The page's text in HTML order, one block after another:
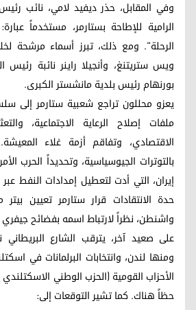
وفي المقابل، حذر ديفيد لامي، نائب
الرامية للإطاحة بستارمر، مستخدماً
الرحلة". ومع ذلك، تبرز أسماء مرشحة
ويس ستريتنغ، وأنجيلا راينر نائبة رئيس
بورنهام رئيس بلدية مانشستر الكبرى.
يعزو محللون تراجع شعبية ستارمر إلى
ملفات إصلاح الرعاية الاجتماعية،
الاقتصادي، وتفاقم أزمة غلاء
بالتوترات الجيوسياسية، وتحديداً الحرب
إيران، التي أدت لتعطيل إمدادات النفط
حدة الانتقادات قرار ستارمر تعيين
واشنطن، نظراً لارتباط اسمه بفضائح
على صعيد آخر، يترقب الشارع البريطاني
ومنها لندن، وانتخابات البرلمانات في
الأحزاب القومية (الحزب الوطني
حظاً هناك. كما تشير التوقعات إلى: